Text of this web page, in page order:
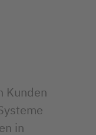
Kunden
in